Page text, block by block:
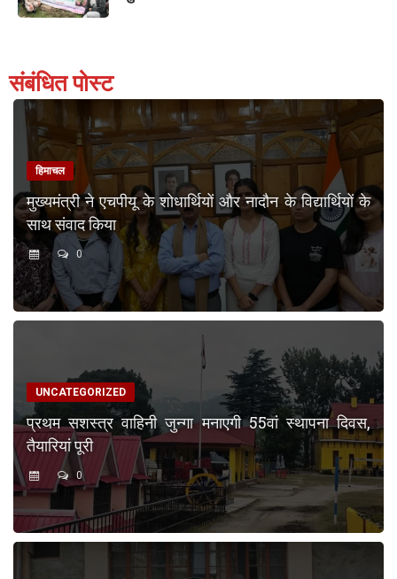
संबंधित पोस्ट
हिमाचल
मुख्यमंत्री ने एचपीयू के शोधार्थियों और नादौन के विद्यार्थियों के
साथ संवाद किया
0
UNCATEGORIZED
प्रथम सशस्त्र वाहिनी जुन्गा मनाएगी 55वां स्थापना दिवस,
तैयारियां पूरी
0